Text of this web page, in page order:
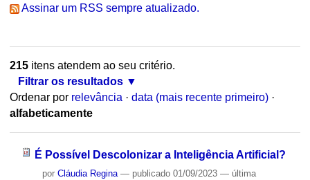
Assinar um RSS sempre atualizado.
215itens atendem ao seu critério.
Filtrar os resultados
Ordenar por relevância · data (mais recente primeiro) ·
alfabeticamente
É Possível Descolonizar a Inteligência Artificial?
por Cláudia Regina — publicado01/09/2023 — última